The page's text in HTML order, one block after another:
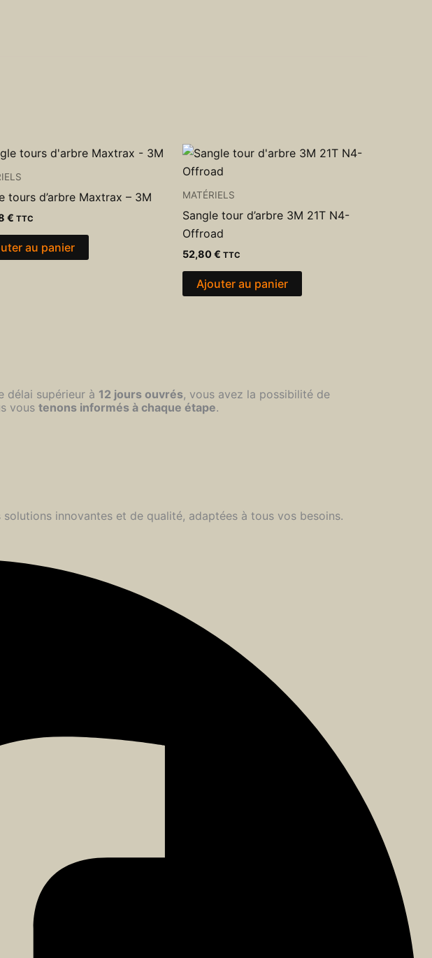
tours d’arbre Maxtrax – 3M
€ TTC
au panier
MATÉRIELS
Sangle tour d’arbre 3M 21T N4-
Offroad
52,80€ TTC
Ajouter au panier
délai supérieur à 12 jours ouvrés, vous avez la possibilité de
vous tenons informés à chaque étape.
innovantes et de qualité, adaptées à tous vos besoins.